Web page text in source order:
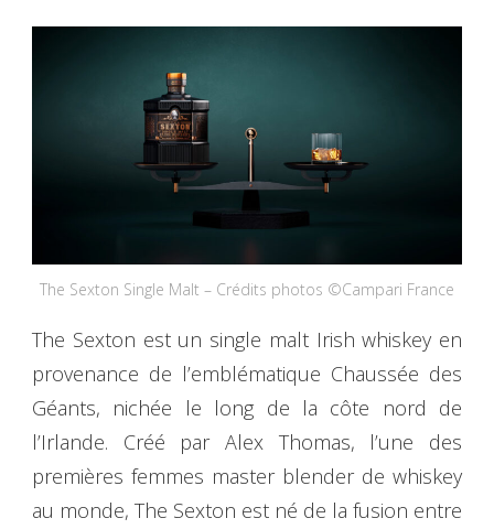
The Sexton Single Malt – Crédits photos ©Campari France
The Sexton est un single malt Irish whiskey en
provenance de l’emblématique Chaussée des
Géants, nichée le long de la côte nord de
l’Irlande. Créé par Alex Thomas, l’une des
premières femmes master blender de whiskey
au monde, The Sexton est né de la fusion entre